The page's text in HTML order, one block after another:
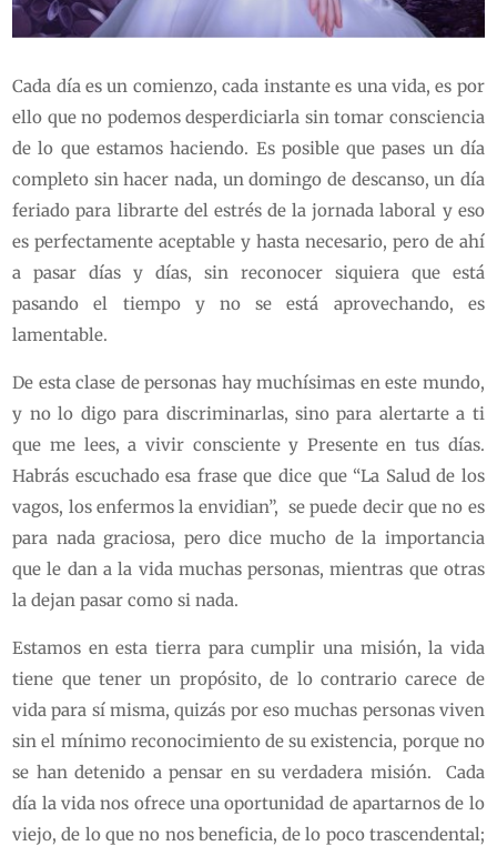
Cada día es un comienzo, cada instante es una vida, es por
ello que no podemos desperdiciarla sin tomar consciencia
de lo que estamos haciendo. Es posible que pases un día
completo sin hacer nada, un domingo de descanso, un día
feriado para librarte del estrés de la jornada laboral y eso
es perfectamente aceptable y hasta necesario, pero de ahí
a pasar días y días, sin reconocer siquiera que está
pasando el tiempo y no se está aprovechando, es
lamentable.
De esta clase de personas hay muchísimas en este mundo,
y no lo digo para discriminarlas, sino para alertarte a ti
que me lees, a vivir consciente y Presente en tus días.
Habrás escuchado esa frase que dice que “La Salud de los
vagos, los enfermos la envidian”, se puede decir que no es
para nada graciosa, pero dice mucho de la importancia
que le dan a la vida muchas personas, mientras que otras
la dejan pasar como si nada.
Estamos en esta tierra para cumplir una misión, la vida
tiene que tener un propósito, de lo contrario carece de
vida para sí misma, quizás por eso muchas personas viven
sin el mínimo reconocimiento de su existencia, porque no
se han detenido a pensar en su verdadera misión. Cada
día la vida nos ofrece una oportunidad de apartarnos de lo
viejo, de lo que no nos beneficia, de lo poco trascendental;